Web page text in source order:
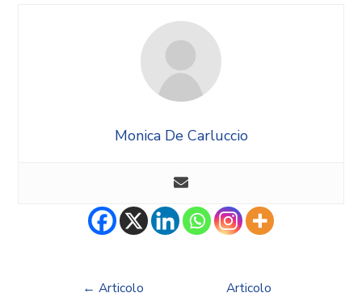
Monica De Carluccio
← Articolo
Articolo